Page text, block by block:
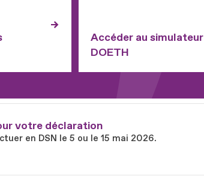
Accéder au simulateur
DOETH
votre déclaration
en DSN le 5 ou le 15 mai 2026.